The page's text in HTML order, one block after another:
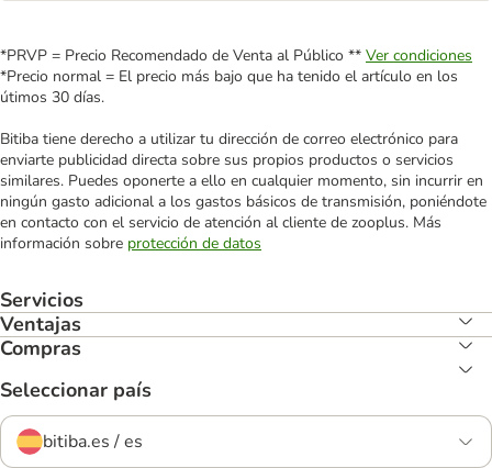
*PRVP = Precio Recomendado de Venta al Público ** Ver condiciones
*Precio normal = El precio más bajo que ha tenido el artículo en los
útimos 30 días.
Bitiba tiene derecho a utilizar tu dirección de correo electrónico para
enviarte publicidad directa sobre sus propios productos o servicios
similares. Puedes oponerte a ello en cualquier momento, sin incurrir en
ningún gasto adicional a los gastos básicos de transmisión, poniéndote
en contacto con el servicio de atención al cliente de zooplus. Más
información sobre protección de datos
Servicios
Ventajas
Compras
Seleccionar país
bitiba.es / es